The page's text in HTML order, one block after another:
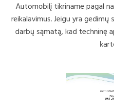
Automobilį tikriname pagal
reikalavimus. Jeigu yra
darbų sąmatą, kad techninę